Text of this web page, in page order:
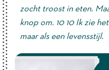
zocht troost in eten.
knop om. 10 10 Ik zie
maar als een levensstijl.